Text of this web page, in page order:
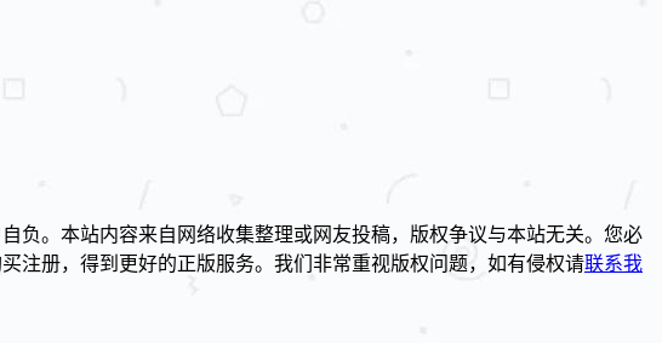
负。本站内容来自网络收集整理或网友投稿，版权争议与本站无关。您必
注册，得到更好的正版服务。我们非常重视版权问题，如有侵权请联系我